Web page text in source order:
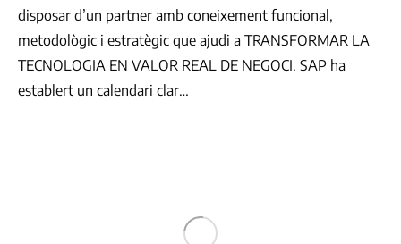
disposar d’un partner amb coneixement funcional,
metodològic i estratègic que ajudi a TRANSFORMAR LA
TECNOLOGIA EN VALOR REAL DE NEGOCI. SAP ha
establert un calendari clar…